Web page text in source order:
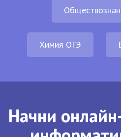
Химия ОГЭ
Начни